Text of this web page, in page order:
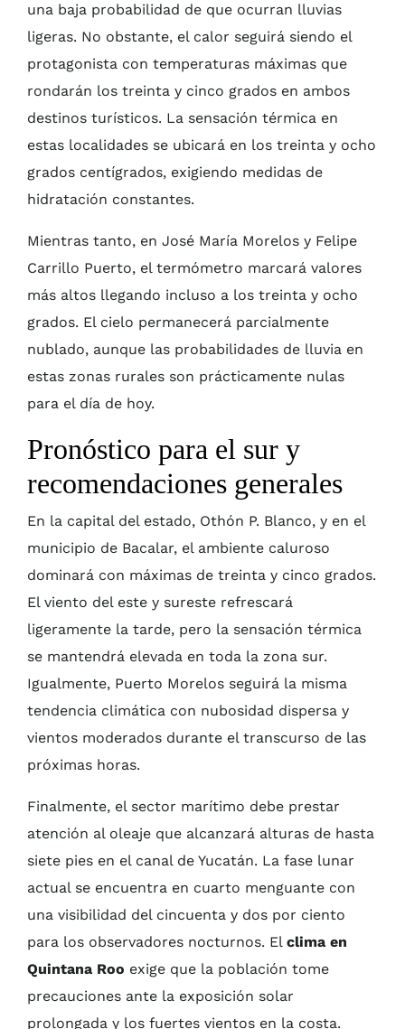
una baja probabilidad de que ocurran lluvias
ligeras. No obstante, el calor seguirá siendo el
protagonista con temperaturas máximas que
rondarán los treinta y cinco grados en ambos
destinos turísticos. La sensación térmica en
estas localidades se ubicará en los treinta y ocho
grados centígrados, exigiendo medidas de
hidratación constantes.
Mientras tanto, en José María Morelos y Felipe
Carrillo Puerto, el termómetro marcará valores
más altos llegando incluso a los treinta y ocho
grados. El cielo permanecerá parcialmente
nublado, aunque las probabilidades de lluvia en
estas zonas rurales son prácticamente nulas
para el día de hoy.
Pronóstico para el sur y
recomendaciones generales
En la capital del estado, Othón P. Blanco, y en el
municipio de Bacalar, el ambiente caluroso
dominará con máximas de treinta y cinco grados.
El viento del este y sureste refrescará
ligeramente la tarde, pero la sensación térmica
se mantendrá elevada en toda la zona sur.
Igualmente, Puerto Morelos seguirá la misma
tendencia climática con nubosidad dispersa y
vientos moderados durante el transcurso de las
próximas horas.
Finalmente, el sector marítimo debe prestar
atención al oleaje que alcanzará alturas de hasta
siete pies en el canal de Yucatán. La fase lunar
actual se encuentra en cuarto menguante con
una visibilidad del cincuenta y dos por ciento
para los observadores nocturnos. El clima en
Quintana Roo exige que la población tome
precauciones ante la exposición solar
prolongada y los fuertes vientos en la costa.